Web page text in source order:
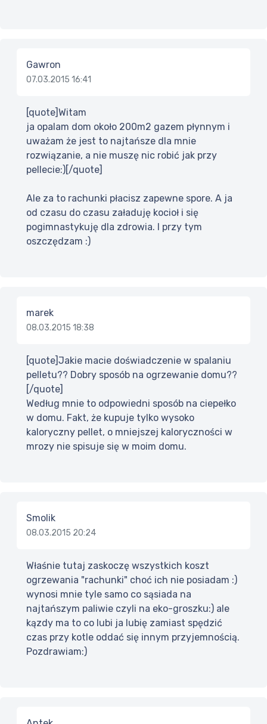
Gawron
07.03.2015 16:41
[quote]Witam
ja opalam dom około 200m2 gazem płynnym i
uważam że jest to najtańsze dla mnie
rozwiązanie, a nie muszę nic robić jak przy
pellecie:)[/quote]
Ale za to rachunki płacisz zapewne spore. A ja
od czasu do czasu załaduję kocioł i się
pogimnastykuję dla zdrowia. I przy tym
oszczędzam :)
marek
08.03.2015 18:38
[quote]Jakie macie doświadczenie w spalaniu
pelletu?? Dobry sposób na ogrzewanie domu??
[/quote]
Według mnie to odpowiedni sposób na ciepełko
w domu. Fakt, że kupuje tylko wysoko
kaloryczny pellet, o mniejszej kaloryczności w
mrozy nie spisuje się w moim domu.
Smolik
08.03.2015 20:24
Właśnie tutaj zaskoczę wszystkich koszt
ogrzewania "rachunki" choć ich nie posiadam :)
wynosi mnie tyle samo co sąsiada na
najtańszym paliwie czyli na eko-groszku:) ale
kązdy ma to co lubi ja lubię zamiast spędzić
czas przy kotle oddać się innym przyjemnością.
Pozdrawiam:)